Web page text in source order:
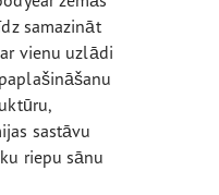
samazināt
vienu uzlādi
sastāvu
riepu sānu